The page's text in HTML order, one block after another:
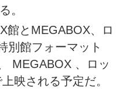
。
館とMEGABOX、ロ
別館フォーマット
MEGABOX 、ロッ
映される予定だ。